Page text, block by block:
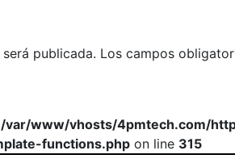
publicada. Los campos
/var/www/vhosts/4pmtech.com/
functions.php on line 315